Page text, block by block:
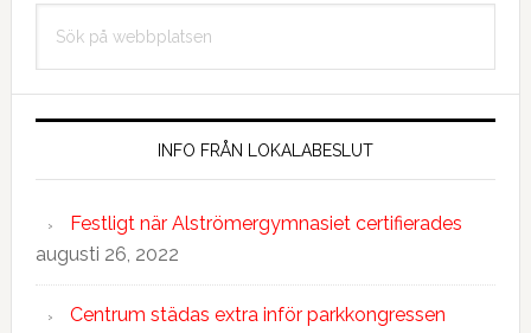
INFO FRÅN LOKALABESLUT
Festligt när Alströmergymnasiet certifierades
augusti 26, 2022
Centrum städas extra inför parkkongressen